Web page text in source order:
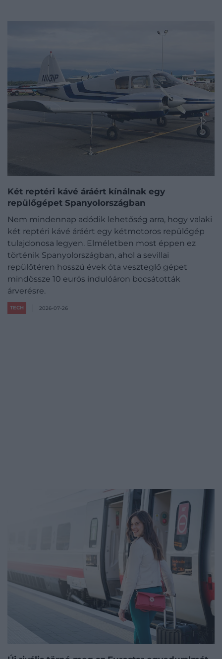
Két reptéri kávé áráért kínálnak egy
repülőgépet Spanyolországban
Nem mindennap adódik lehetőség arra, hogy valaki
két reptéri kávé áráért egy kétmotoros repülőgép
tulajdonosa legyen. Elméletben most éppen ez
történik Spanyolországban, ahol a sevillai
repülőtéren hosszú évek óta veszteglő gépet
mindössze 10 eurós indulóáron bocsátották
árverésre.
TECH 2026-07-26